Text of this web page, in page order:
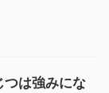
つは強みにな